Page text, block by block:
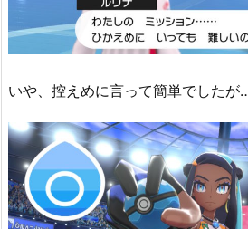
いや、控えめに言って簡単でしたが